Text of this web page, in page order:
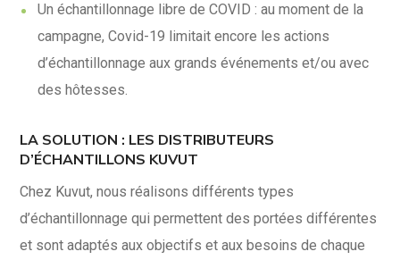
Un échantillonnage libre de COVID : au moment de la
campagne, Covid-19 limitait encore les actions
d’échantillonnage aux grands événements et/ou avec
des hôtesses.
LA SOLUTION : LES DISTRIBUTEURS
D’ÉCHANTILLONS KUVUT
Chez Kuvut, nous réalisons différents types
d’échantillonnage qui permettent des portées différentes
et sont adaptés aux objectifs et aux besoins de chaque